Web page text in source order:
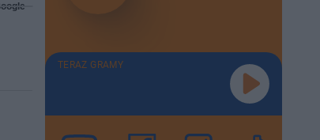
TERAZ GRAMY